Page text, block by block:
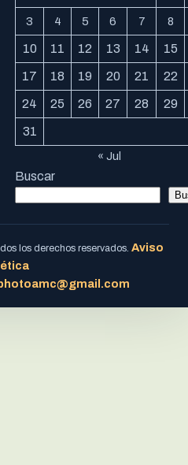
3 4 5 6 7 8
10 11 12 13 14 15
17 18 19 20 21 22
24 25 26 27 28 29
31
« Jul
Buscar
los derechos reservados. Aviso